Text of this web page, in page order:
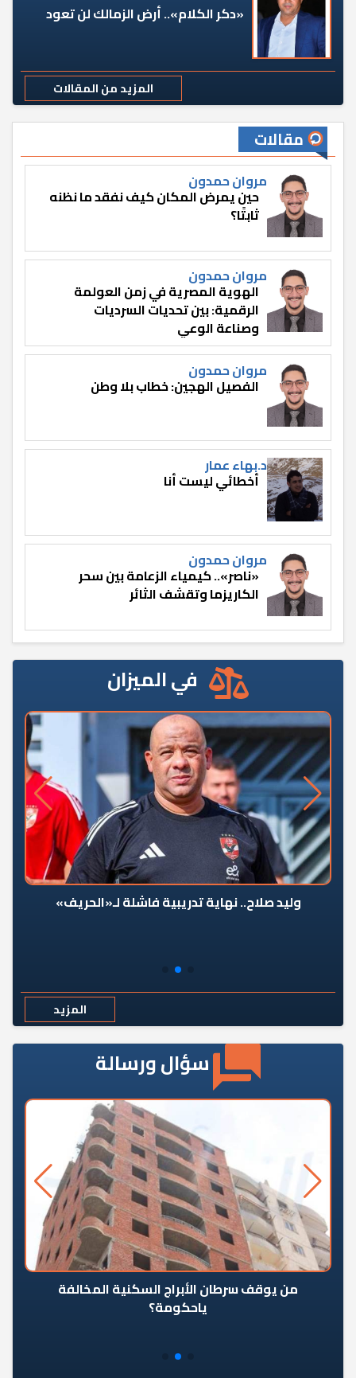
«دكر الكلام».. أرض الزمالك لن تعود
المزيد من المقالات
مقالات
مروان حمدون
حين يمرض المكان كيف نفقد ما نظنه
ثابتًا؟
مروان حمدون
الهوية المصرية في زمن العولمة
الرقمية: بين تحديات السرديات
وصناعة الوعي
مروان حمدون
الفصيل الهجين: خطاب بلا وطن
د.بهاء عمار
أخطائي ليست أنا
مروان حمدون
«ناصر».. كيمياء الزعامة بين سحر
الكاريزما وتقشف الثائر
في الميزان
وليد صلاح.. نهاية تدريبية فاشلة لـ«الحريف»
المزيد
سؤال ورسالة
من يوقف سرطان الأبراج السكنية المخالفة
ياحكومة؟